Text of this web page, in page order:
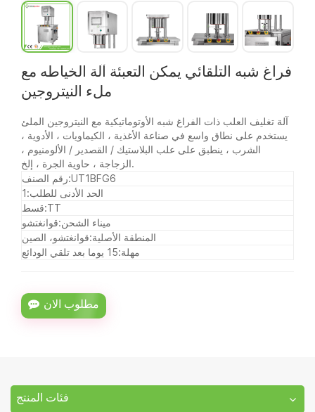
فراغ شبه التلقائي يمكن التعبئة آلة الخياطه مع
ملء النيتروجين
آلة تغليف العلب ذات الفراغ شبه الأوتوماتيكية مع النيتروجين الملئ
يستخدم على نطاق واسع في صناعة الأغذية ، الكيماويات ، الأدوية ،
الشرب ، ينطبق على علب البلاستيك / القصدير / الألومنيوم ،
الزجاجة ، حاوية الجرة ، إلخ.
رقم الصنف:UT1BFG6
الحد الأدنى للطلب:1
قسط:TT
ميناء الشحن:قوانغتشو
المنطقة الأصلية:قوانغتشو، الصين
مهلة:15 يوما بعد تلقي الودائع
مطلوب الان
فئات المنتج